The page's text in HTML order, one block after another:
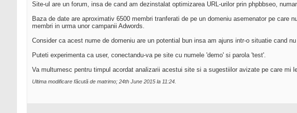
Site-ul are un forum, insa de cand am dezinstalat optimizarea URL-urilor prin phpbbseo,
Baza de date are aproximativ 6500 membri tranferati de pe un domeniu asemenator pe
membri in urma unor campanii Adwords.
Consider ca acest nume de domeniu are un potential bun insa am ajuns intr-o situatie cand
Puteti experimenta ca user, conectandu-va pe site cu numele 'demo' si parola 'test'.
Va multumesc pentru timpul acordat analizarii acestui site si a sugestiilor avizate pe care mi
Ultima modificare făcută de matrimo; 24th June 2015 la 11:24